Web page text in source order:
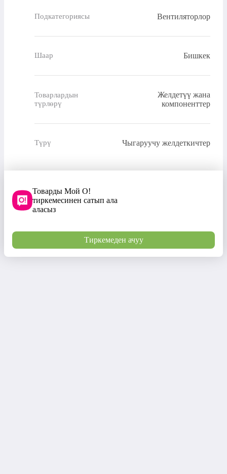
Подкатегориясы Вентиляторлор
Шаар Бишкек
Товарлардын
түрлөрү
Желдетүү жана
компоненттер
Түрү Чыгаруучу желдеткичтер
Товарды Мой О!
тиркемесинен сатып ала
аласыз
Тиркемеден ачуу